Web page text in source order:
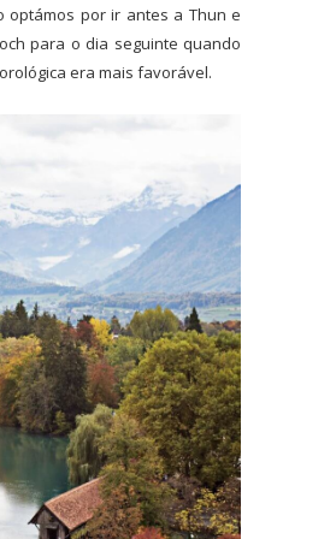
optámos por ir antes a Thun e
para o dia seguinte quando
era mais favorável.